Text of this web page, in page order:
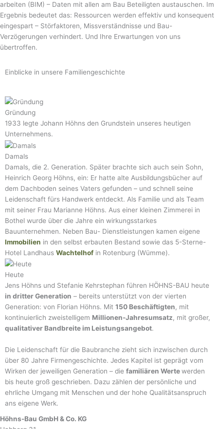
arbeiten (BIM) – Daten mit allen am Bau Beteiligten austauschen. Im
Ergebnis bedeutet das: Ressourcen werden effektiv und konsequent
eingespart – Störfaktoren, Missverständnisse und Bau-
Verzögerungen verhindert. Und Ihre Erwartungen von uns
übertroffen.
Einblicke in unsere Familiengeschichte
Gründung
1933 legte Johann Höhns den Grundstein unseres heutigen
Unternehmens.
Damals
Damals, die 2. Generation. Später brachte sich auch sein Sohn,
Heinrich Georg Höhns, ein: Er hatte alte Ausbildungsbücher auf
dem Dachboden seines Vaters gefunden – und schnell seine
Leidenschaft fürs Handwerk entdeckt. Als Familie und als Team
mit seiner Frau Marianne Höhns. Aus einer kleinen Zimmerei in
Bothel wurde über die Jahre ein wirkungsstarkes
Bauunternehmen. Neben Bau- Dienstleistungen kamen eigene
Immobilien in den selbst erbauten Bestand sowie das 5-Sterne-
Hotel Landhaus Wachtelhof in Rotenburg (Wümme).
Heute
Jens Höhns und Stefanie Kehrstephan führen HÖHNS-BAU heute
in dritter Generation – bereits unterstützt von der vierten
Generation: von Florian Höhns. Mit 150 Beschäftigten, mit
kontinuierlich zweistelligem Millionen-Jahresumsatz, mit großer,
qualitativer Bandbreite im Leistungsangebot.
Die Leidenschaft für die Baubranche zieht sich inzwischen durch
über 80 Jahre Firmengeschichte. Jedes Kapitel ist geprägt vom
Wirken der jeweiligen Generation – die familiären Wertewerden
bis heute groß geschrieben. Dazu zählen der persönliche und
ehrliche Umgang mit Menschen und der hohe Qualitätsanspruch
ans eigene Werk.
Höhns-Bau GmbH & Co. KG